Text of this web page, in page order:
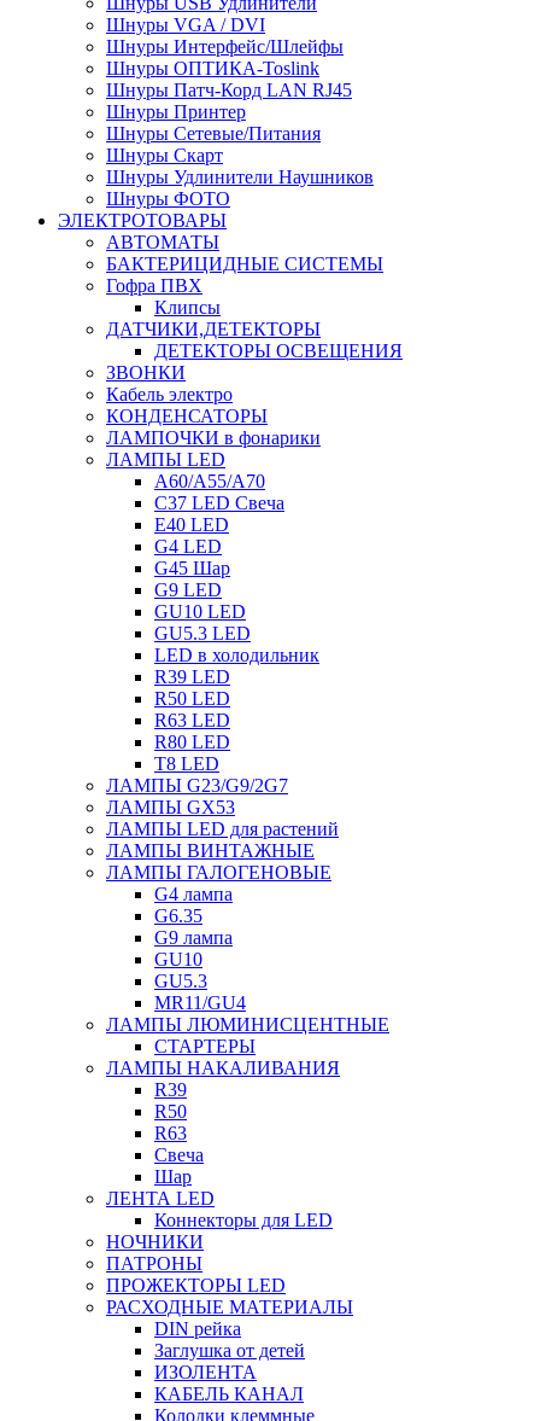
Шнуры VGA / DVI
Шнуры Интерфейс/Шлейфы
Шнуры ОПТИКА-Toslink
Шнуры Патч-Корд LAN RJ45
Шнуры Принтер
Шнуры Сетевые/Питания
Шнуры Скарт
Шнуры Удлинители Наушников
Шнуры ФОТО
ЭЛЕКТРОТОВАРЫ
АВТОМАТЫ
БАКТЕРИЦИДНЫЕ СИСТЕМЫ
Гофра ПВХ
Клипсы
ДАТЧИКИ,ДЕТЕКТОРЫ
ДЕТЕКТОРЫ ОСВЕЩЕНИЯ
ЗВОНКИ
Кабель электро
КОНДЕНСАТОРЫ
ЛАМПОЧКИ в фонарики
ЛАМПЫ LED
A60/A55/A70
C37 LED Свеча
E40 LED
G4 LED
G45 Шар
G9 LED
GU10 LED
GU5.3 LED
LED в холодильник
R39 LED
R50 LED
R63 LED
R80 LED
T8 LED
ЛАМПЫ G23/G9/2G7
ЛАМПЫ GX53
ЛАМПЫ LED для растений
ЛАМПЫ ВИНТАЖНЫЕ
ЛАМПЫ ГАЛОГЕНОВЫЕ
G4 лампа
G6.35
G9 лампа
GU10
GU5.3
MR11/GU4
ЛАМПЫ ЛЮМИНИСЦЕНТНЫЕ
СТАРТЕРЫ
ЛАМПЫ НАКАЛИВАНИЯ
R39
R50
R63
Свеча
Шар
ЛЕНТА LED
Коннекторы для LED
НОЧНИКИ
ПАТРОНЫ
ПРОЖЕКТОРЫ LED
РАСХОДНЫЕ МАТЕРИАЛЫ
DIN рейка
Заглушка от детей
ИЗОЛЕНТА
КАБЕЛЬ КАНАЛ
Колодки клеммные